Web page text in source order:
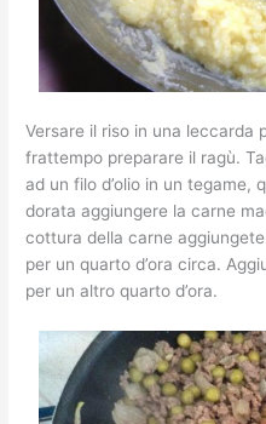
Versare il riso in una leccarda
frattempo preparare il ragù.
ad un filo d’olio in un tegame,
dorata aggiungere la carne
cottura della carne
per un quarto d’ora circa.
per un altro quarto d’ora.